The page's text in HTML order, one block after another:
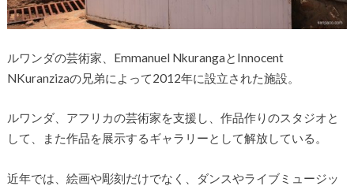
ルワンダの芸術家、Emmanuel NkurangaとInnocent
NKuranzizaの兄弟によって2012年に設立された施設。
ルワンダ、アフリカの芸術家を支援し、作品作りのスタジオと
して、また作品を展示するギャラリーとして解放している。
近年では、絵画や彫刻だけでなく、ダンスやライブミュージッ